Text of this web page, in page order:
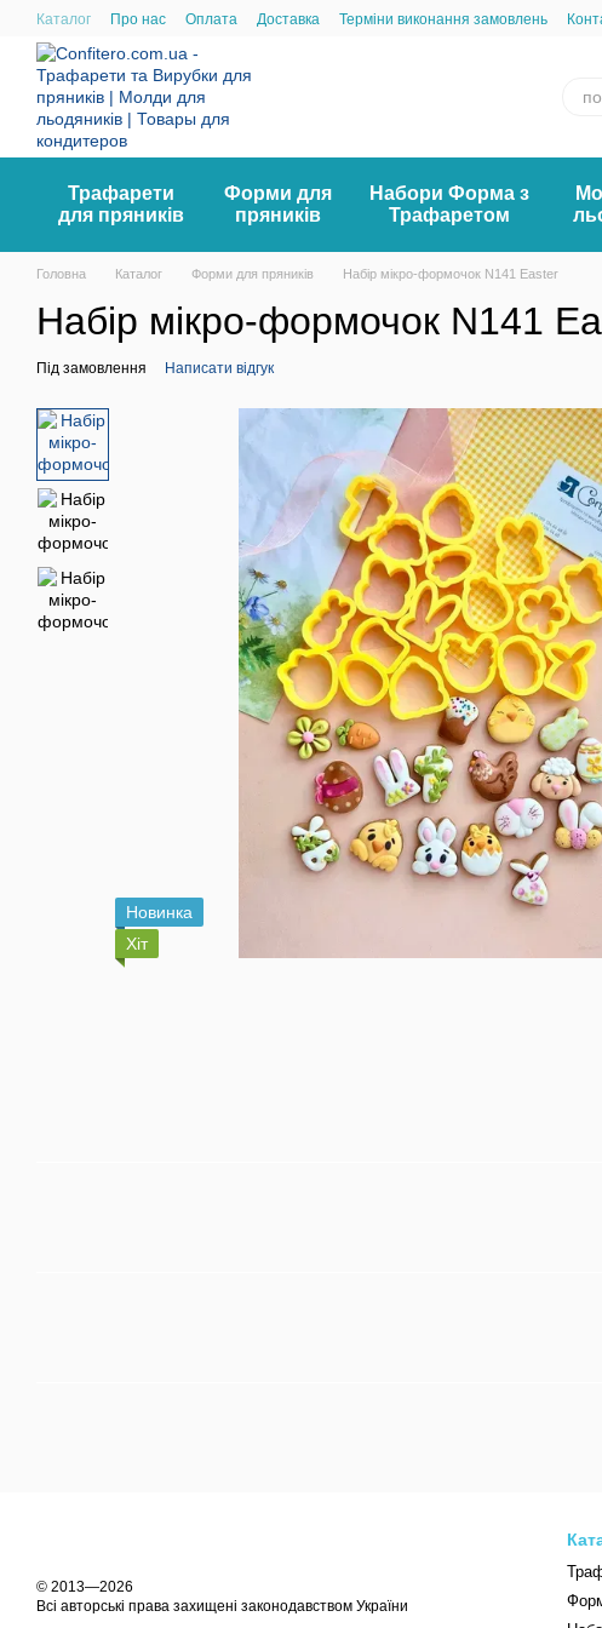
Перейти до основного контенту
Каталог Про нас Оплата Доставка Терміни виконання замовлень
Трафарети
для пряників
Форми для
пряників
Набори Форма з
Трафаретом
Головна Каталог Форми для пряників Набір мікро-формочок N141 Easter
Набір мікро-формочок N141
Під замовлення Написати відгук
Новинка
Хіт
© 2013—2026
Всі авторські права захищені законодавством України